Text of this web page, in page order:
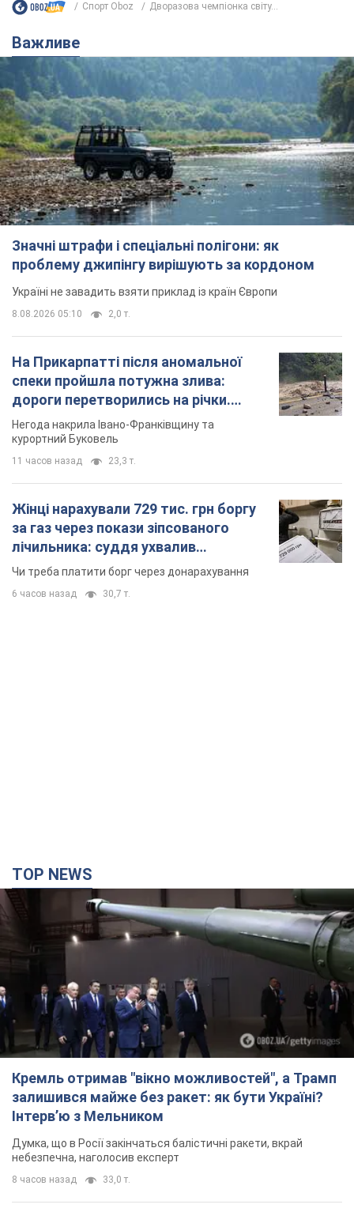
Спорт Oboz Дворазова чемпіонка світу...
Важливе
Значні штрафи і спеціальні полігони: як
проблему джипінгу вирішують за кордоном
Україні не завадить взяти приклад із країн Європи
8.08.2026 05:10 2,0 т.
На Прикарпатті після аномальної
спеки пройшла потужна злива:
дороги перетворились на річки.
Відео
Негода накрила Івано-Франківщину та
курортний Буковель
11 часов назад 23,3 т.
Жінці нарахували 729 тис. грн боргу
за газ через покази зіпсованого
лічильника: суддя ухвалив
неочікуване рішення
Чи треба платити борг через донарахування
6 часов назад 30,7 т.
TOP NEWS
Кремль отримав "вікно можливостей", а Трамп
залишився майже без ракет: як бути Україні?
Інтерв’ю з Мельником
Думка, що в Росії закінчаться балістичні ракети, вкрай
небезпечна, наголосив експерт
8 часов назад 33,0 т.